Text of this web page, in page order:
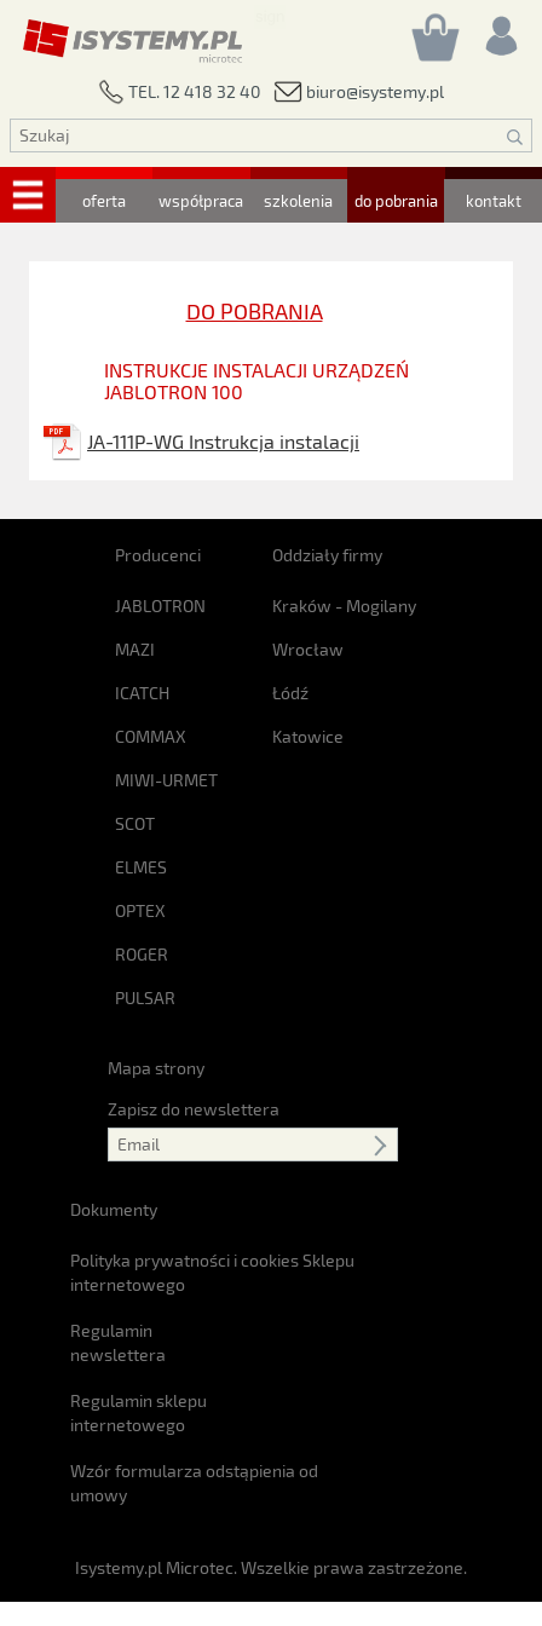
TEL. 12 418 32 40 biuro@isystemy.pl
oferta współpraca szkolenia do pobrania kontakt
DO POBRANIA
INSTRUKCJE INSTALACJI URZĄDZEŃ
JABLOTRON 100
JA-111P-WG Instrukcja instalacji
Producenci
JABLOTRON
MAZI
ICATCH
COMMAX
MIWI-URMET
SCOT
ELMES
OPTEX
ROGER
PULSAR
Oddziały firmy
Kraków - Mogilany
Wrocław
Łódź
Katowice
Mapa strony
Zapisz do newslettera
Dokumenty
Polityka prywatności i cookies Sklepu
internetowego
Regulamin
newslettera
Regulamin sklepu
internetowego
Wzór formularza odstąpienia od
umowy
Isystemy.pl Microtec. Wszelkie prawa zastrzeżone.